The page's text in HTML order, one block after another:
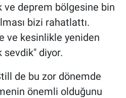
ve deprem bölgesine bin
bizi rahatlattı.
ve kesinlikle yeniden
sevdik" diyor.
de bu zor dönemde
önemli olduğunu